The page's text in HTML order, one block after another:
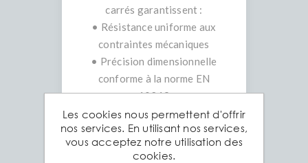
carrés garantissent :
• Résistance uniforme aux
contraintes mécaniques
• Précision dimensionnelle
conforme à la norme EN
10219
• Surface lisse et
esthétique, facile à peindre
ou à revêtir
Les cookies nous permettent d'offrir
nos services. En utilisant nos services,
vous acceptez notre utilisation des
cookies.